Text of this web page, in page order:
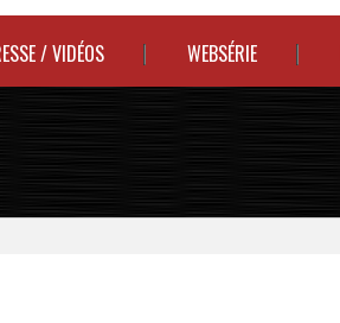
/ VIDÉOS WEBSÉRIE